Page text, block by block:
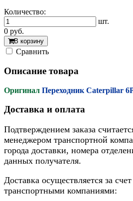
Количество:
шт.
0 руб.
В корзину
Cравнить
Описание товара
Оригинал Переходник Caterpillar
Доставка и оплата
Подтверждением заказа
менеджером транспортной
города доставки, номера
данных получателя.
Доставка осуществляется за
транспортными компаниями: